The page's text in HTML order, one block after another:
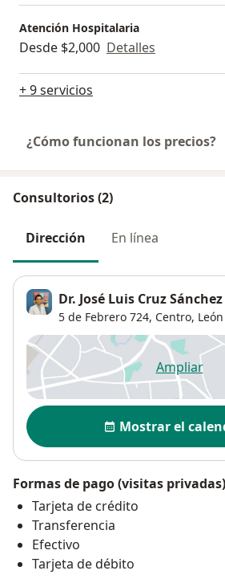
Atención Hospitalaria
Desde $2,000 Detalles
+ 9 servicios
¿Cómo funcionan los precios?
Consultorios (2)
Dirección En línea
Dr. José Luis Cruz Sánchez
5 de Febrero 724, Centro, León
Ampliar
se
Disponibilidad
Mostrar el
Formas de pago (visitas privadas)
Tarjeta de crédito
Transferencia
Efectivo
Tarjeta de débito